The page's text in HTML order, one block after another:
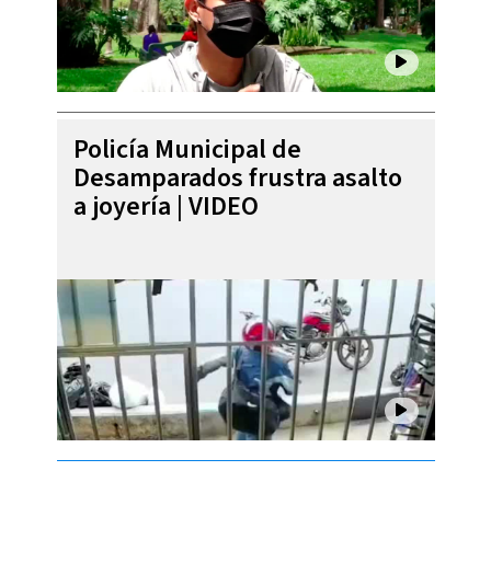
Policía Municipal de
Desamparados frustra asalto
a joyería | VIDEO